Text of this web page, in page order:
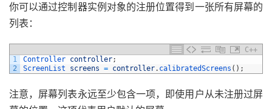
你可以通过控制器实例对象的注册位置得到一张所有屏幕的
列表：
C++
1
2
Controller controller;
ScreenList screens = controller. calibratedScreens ( ) ;
注意，屏幕列表永远至少包含一项，即使用户从未注册过屏